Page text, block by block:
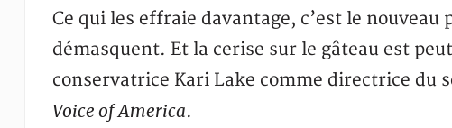
Ce qui les effraie davantage, c’est le
démasquent. Et la cerise sur le gâteau est
conservatrice Kari Lake comme directrice du
Voice of America.